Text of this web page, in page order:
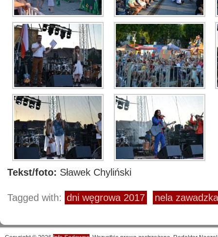
Tekst/foto: Sławek Chyliński
Tagged with: dni węgrowa 2017 nela zawadzka